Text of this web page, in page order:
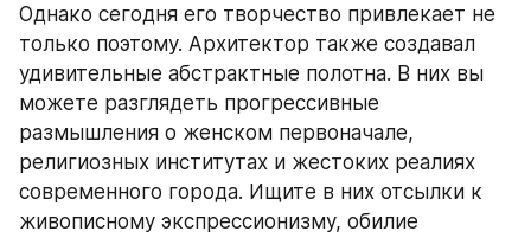
Однако сегодня его творчество привлекает не
только поэтому. Архитектор также создавал
удивительные абстрактные полотна. В них вы
можете разглядеть прогрессивные
размышления о женском первоначале,
религиозных институтах и жестоких реалиях
современного города. Ищите в них отсылки к
живописному экспрессионизму, обилие